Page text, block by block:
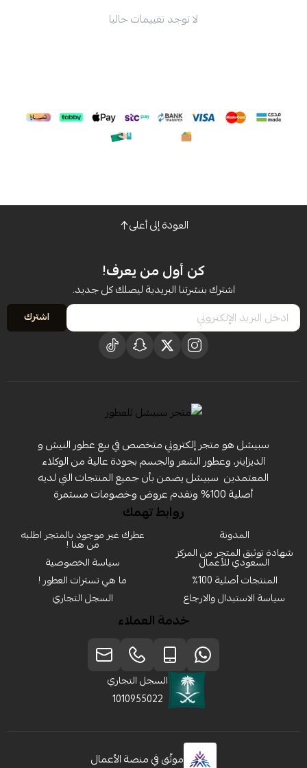
لا توجد تقييمات حاليا
العودة إلى أعلى
كن أول من يعرف!
اشترك بنشرتنا البريدية ليصلك كل جديد.
اشترك
سبيشل هو متجر إلكتروني متخصص في بيع عطور النيش و
الديزاينر، وعطور الشعر والجسم بجودة عالية من الوكلاء
المعتمدين ‏ سبيشل يضمن بأن جميع المنتجات التي لديه
أصلية 100% ونقدم عروض وخصومات مستمرة
روابط تهمك
المدونة
شهادة توثيق المتجر من المركز
السعودي للأعمال
المنتجات أصلية 100٪
سياسة الاستبدال والارجاع
عطرك غير موجود بالمتجر اطلبه
من هنا !
سياسة الخصوصية
ما هي تسترات العطور !
السجل التجاري
خدمة العملاء
السجل التجاري
1010955022
موثّق في منصة الأعمال